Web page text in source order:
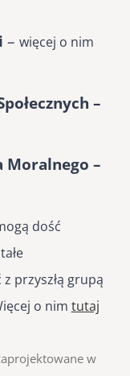
– więcej o nim
–
Moralnego –
dość
przyszłą grupą
o nim tutaj
w